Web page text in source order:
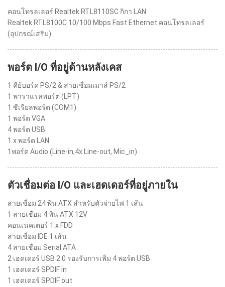
คอนโทรลเลอร์ Realtek RTL8110SC กิกา LAN
Realtek RTL8100C 10/100 Mbps Fast Ethernet คอนโทรลเลอร์
(อุปกรณ์เสริม)
พอร์ต I/O ที่อยู่ด้านหลังเคส
1 คีย์บอร์ด PS/2 & สายเชื่อมเมาส์ PS/2
1 พาราแรลพอร์ต (LPT)
1 ซีเรียลพอร์ต (COM1)
1 พอร์ต VGA
4 พอร์ต USB
1 x พอร์ต LAN
1พอร์ต Audio (Line-in,4x Line-out, Mic_in)
ตัวเชื่อมต่อ I/O และเฮดเดอร์ที่อยู่ภายใน
สายเชื่อม 24 พิน ATX สำหรับตัวจ่ายไฟ 1 เส้น
1 สายเชื่อม 4 พิน ATX 12V
คอนเนคเตอร์ 1 x FDD
สายเชื่อม IDE 1 เส้น
4 สายเชื่อม Serial ATA
2 เฮดเดอร์ USB 2.0 รองรับการเพิ่ม 4 พอร์ต USB
1 เฮดเดอร์ SPDIF in
1 เฮดเดอร์ SPDIF out